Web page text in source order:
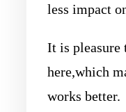
less impact
It is pleasure
here,which
works better.